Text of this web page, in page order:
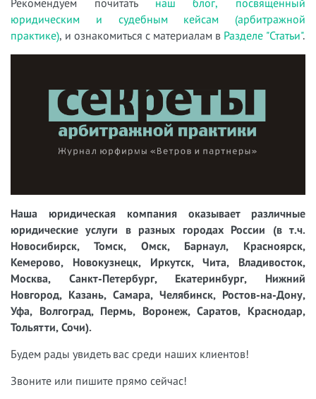
Рекомендуем почитать наш блог, посвященный
юридическим и судебным кейсам (арбитражной
практике), и ознакомиться с материалам в Разделе "Статьи".
Наша юридическая компания оказывает различные
юридические услуги в разных городах России (в т.ч.
Новосибирск, Томск, Омск, Барнаул, Красноярск,
Кемерово, Новокузнецк, Иркутск, Чита, Владивосток,
Москва, Санкт-Петербург, Екатеринбург, Нижний
Новгород, Казань, Самара, Челябинск, Ростов-на-Дону,
Уфа, Волгоград, Пермь, Воронеж, Саратов, Краснодар,
Тольятти, Сочи).
Будем рады увидеть вас среди наших клиентов!
Звоните или пишите прямо сейчас!